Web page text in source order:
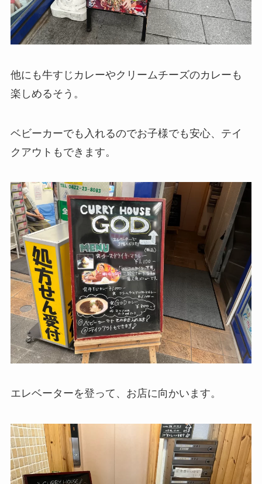
他にも牛すじカレーやクリームチーズのカレーも
楽しめるそう。
ベビーカーでも入れるのでお子様でも安心、テイ
クアウトもできます。
エレベーターを登って、お店に向かいます。